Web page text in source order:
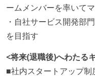
ームメンバーを率いて
・自社サービス開発部
を目指す
<将来(退職後)へわたる
■社内スタートアップ制